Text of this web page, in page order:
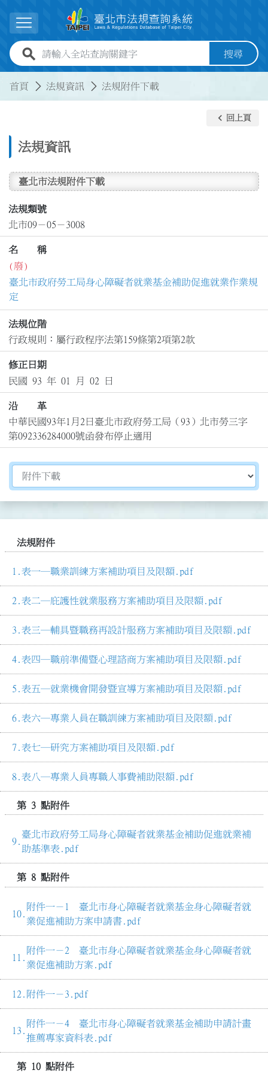
展開選單
全站查詢關鍵字欄位 搜尋
首頁 法規資訊 法規附件下載
法規資訊
keyboard_arrow_left 回上頁
臺北市法規附件下載
法規類號
北市09－05－3008
名 稱
(廢)
臺北市政府勞工局身心障礙者就業基金補助促進就業作業規
定
法規位階
行政規則：屬行政程序法第159條第2項第2款
修正日期
民國 93 年 01 月 02 日
沿 革
中華民國93年1月2日臺北市政府勞工局（93）北市勞三字
第092336284000號函發布停止適用
切換選擇法規資訊內容
法規附件
表一─職業訓練方案補助項目及限額.pdf
表二─庇護性就業服務方案補助項目及限額.pdf
表三─輔具暨職務再設計服務方案補助項目及限額.pdf
表四─職前準備暨心理諮商方案補助項目及限額.pdf
表五─就業機會開發暨宣導方案補助項目及限額.pdf
表六─專業人員在職訓練方案補助項目及限額.pdf
表七─研究方案補助項目及限額.pdf
表八─專業人員專職人事費補助限額.pdf
第 3 點附件
臺北市政府勞工局身心障礙者就業基金補助促進就業補
助基準表.pdf
第 8 點附件
附件一－1 臺北市身心障礙者就業基金身心障礙者就
業促進補助方案申請書.pdf
附件一－2 臺北市身心障礙者就業基金身心障礙者就
業促進補助方案.pdf
附件一－3.pdf
附件一－4 臺北市身心障礙者就業基金補助申請計畫
推薦專家資料表.pdf
第 10 點附件